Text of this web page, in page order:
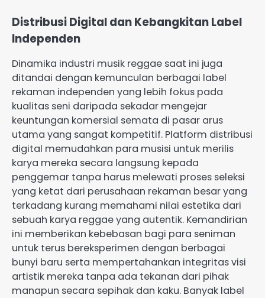
Distribusi Digital dan Kebangkitan Label
Independen
Dinamika industri musik reggae saat ini juga
ditandai dengan kemunculan berbagai label
rekaman independen yang lebih fokus pada
kualitas seni daripada sekadar mengejar
keuntungan komersial semata di pasar arus
utama yang sangat kompetitif. Platform distribusi
digital memudahkan para musisi untuk merilis
karya mereka secara langsung kepada
penggemar tanpa harus melewati proses seleksi
yang ketat dari perusahaan rekaman besar yang
terkadang kurang memahami nilai estetika dari
sebuah karya reggae yang autentik. Kemandirian
ini memberikan kebebasan bagi para seniman
untuk terus bereksperimen dengan berbagai
bunyi baru serta mempertahankan integritas visi
artistik mereka tanpa ada tekanan dari pihak
manapun secara sepihak dan kaku. Banyak label